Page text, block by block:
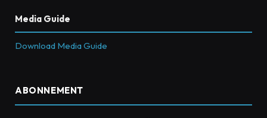
Media Guide
Download Media Guide
ABONNEMENT